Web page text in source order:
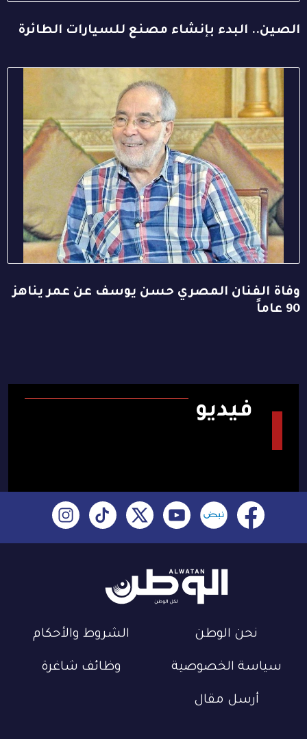
الصين.. البدء بإنشاء مصنع للسيارات الطائرة
وفاة الفنان المصري حسن يوسف عن عمر يناهز
90 عاماً
فيديو
نحن الوطن الشروط والأحكام
سياسة الخصوصية وظائف شاغرة
أرسل مقال